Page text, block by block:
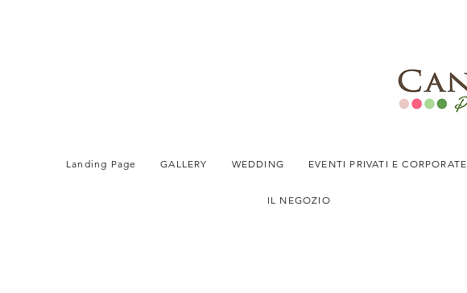
Landing Page GALLERY WEDDING EVENTI PRIVATI E CORPORATE
IL NEGOZIO